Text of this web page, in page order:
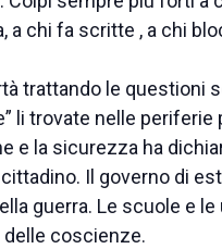
a chi fa scritte , a chi
trattando le questioni
li trovate nelle
e la sicurezza ha
Il governo di
guerra. Le scuole e
delle coscienze.